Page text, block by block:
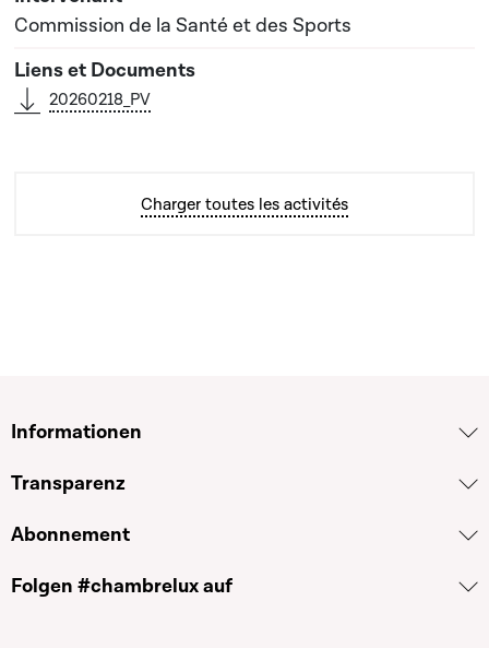
Commission de la Santé et des Sports
20260218_PV
Charger toutes les activités
Informationen
Transparenz
Abonnement
Folgen #chambrelux auf